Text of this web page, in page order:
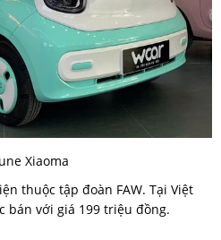
Xiaoma
thuộc tập đoàn FAW. Tại Việt
bán với giá 199 triệu đồng.